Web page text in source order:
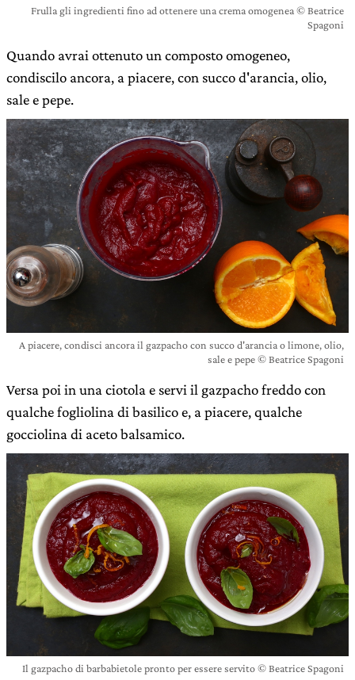
Frulla gli ingredienti fino ad ottenere una crema omogenea © Beatrice
Spagoni
Quando avrai ottenuto un composto omogeneo,
condiscilo ancora, a piacere, con succo d'arancia, olio,
sale e pepe.
A piacere, condisci ancora il gazpacho con succo d'arancia o limone, olio,
sale e pepe © Beatrice Spagoni
Versa poi in una ciotola e servi il gazpacho freddo con
qualche fogliolina di basilico e, a piacere, qualche
gocciolina di aceto balsamico.
Il gazpacho di barbabietole pronto per essere servito © Beatrice Spagoni